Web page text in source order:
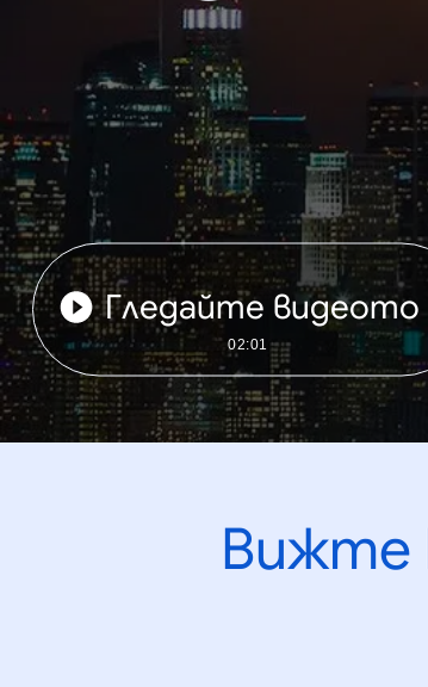
Гледайте видеото
02:01
Вижте